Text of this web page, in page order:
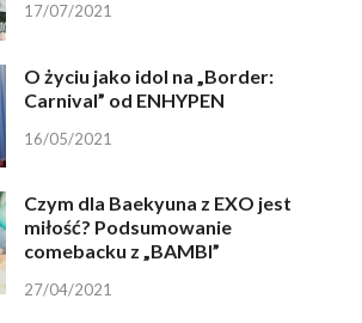
17/07/2021
O życiu jako idol na „Border:
Carnival” od ENHYPEN
16/05/2021
Czym dla Baekyuna z EXO jest
miłość? Podsumowanie
comebacku z „BAMBI”
27/04/2021